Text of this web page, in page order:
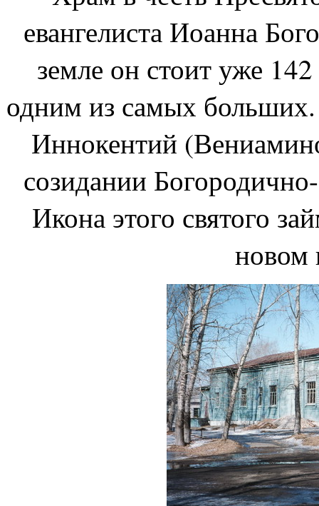
евангелиста Иоанна
земле он стоит уже
одним из самых
Иннокентий
созидании
Икона этого святого
новом